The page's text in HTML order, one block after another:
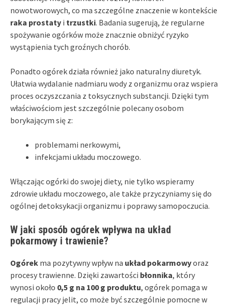
nowotworowych, co ma szczególne znaczenie w kontekście
raka prostaty i trzustki. Badania sugerują, że regularne
spożywanie ogórków może znacznie obniżyć ryzyko
wystąpienia tych groźnych chorób.
Ponadto ogórek działa również jako naturalny diuretyk.
Ułatwia wydalanie nadmiaru wody z organizmu oraz wspiera
proces oczyszczania z toksycznych substancji. Dzięki tym
właściwościom jest szczególnie polecany osobom
borykającym się z:
problemami nerkowymi,
infekcjami układu moczowego.
Włączając ogórki do swojej diety, nie tylko wspieramy
zdrowie układu moczowego, ale także przyczyniamy się do
ogólnej detoksykacji organizmu i poprawy samopoczucia.
W jaki sposób ogórek wpływa na układ
pokarmowy i trawienie?
Ogórek ma pozytywny wpływ na układ pokarmowyoraz
procesy trawienne. Dzięki zawartości błonnika, który
wynosi około 0,5 g na 100 g produktu, ogórek pomaga w
regulacji pracy jelit, co może być szczególnie pomocne w